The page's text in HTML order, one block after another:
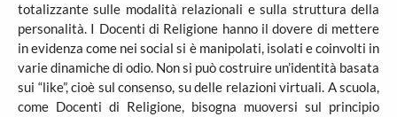
totalizzante sulle modalità relazionali e sulla struttura della
personalità. I Docenti di Religione hanno il dovere di mettere
in evidenza come nei social si è manipolati, isolati e coinvolti in
varie dinamiche di odio. Non si può costruire un’identità basata
sui “like”, cioè sul consenso, su delle relazioni virtuali. A scuola,
come Docenti di Religione, bisogna muoversi sul principio